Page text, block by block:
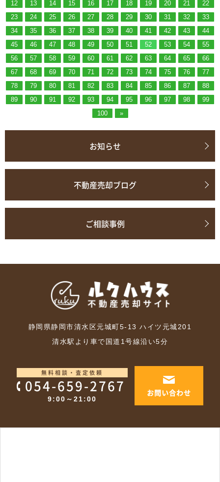
12
13 14 15 16 17 18 19 20 21
22
23
24 25 26 27 28 29 30 31 32
33
34
35 36 37 38 39 40 41 42 43
44
45
46 47 48 49 50 51 52 53 54
55
56
57 58 59 60 61 62 63 64 65
66
67
68 69 70 71 72 73 74 75 76
77
78
79 80 81 82 83 84 85 86 87
88
89
90 91 92 93 94 95 96 97 98
99
100
»
お知らせ
不動産売却ブログ
ご相談事例
静岡県静岡市清水区元城町5-13 ハイツ元城201
清水駅より車で国道1号線沿い5分
無料相談・査定依頼
054-659-2767
9:00～21:00
お問い合わせ